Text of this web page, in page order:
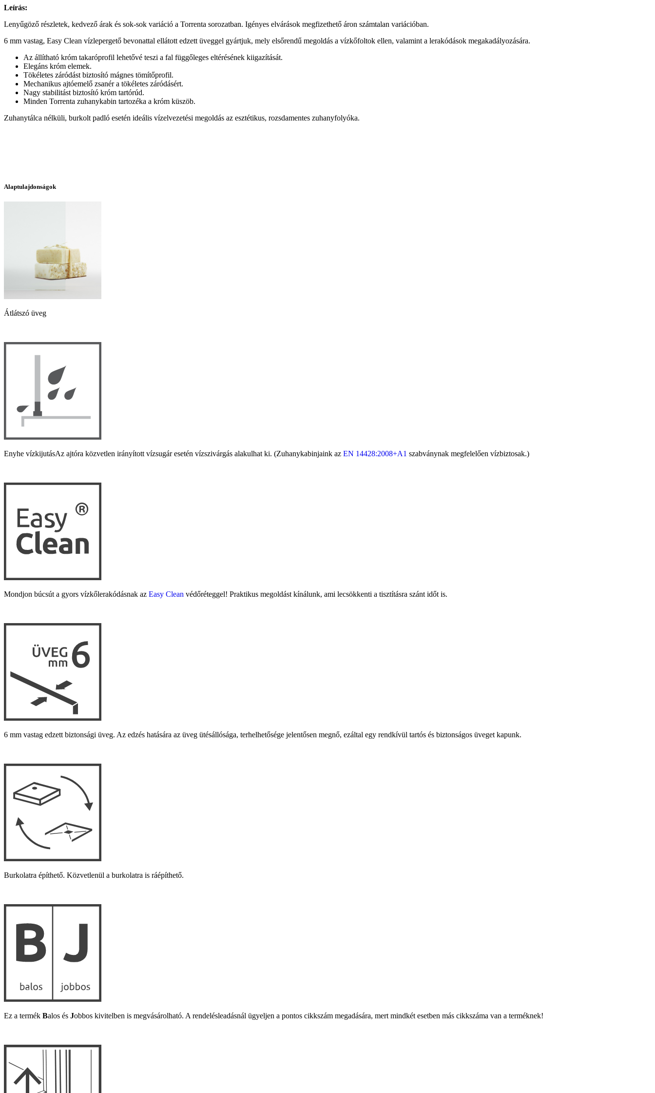
Leírás:
Lenyűgöző részletek, kedvező árak és sok-sok variáció a Torrenta sorozatban. Igényes elvárások megfizethető áron számtalan variációban.
6 mm vastag, Easy Clean vízlepergető bevonattal ellátott edzett üveggel gyártjuk, mely elsőrendű megoldás a vízkőfoltok ellen, valamint a lerakódások megakadályozására.
Az állítható króm takaróprofil lehetővé teszi a fal függőleges eltérésének kiigazítását.
Elegáns króm elemek.
Tökéletes záródást biztosító mágnes tömítőprofil.
Mechanikus ajtóemelő zsanér a tökéletes záródásért.
Nagy stabilitást biztosító króm tartórúd.
Minden Torrenta zuhanykabin tartozéka a króm küszöb.
Zuhanytálca nélküli, burkolt padló esetén ideális vízelvezetési megoldás az esztétikus, rozsdamentes zuhanyfolyóka.
Alaptulajdonságok
Átlátszó üveg
Enyhe vízkijutásAz ajtóra közvetlen irányított vízsugár esetén vízszivárgás alakulhat ki. (Zuhanykabinjaink az EN 14428:2008+A1 szabványnak megfelelően vízbiztosak.)
Mondjon búcsút a gyors vízkőlerakódásnak az Easy Clean védőréteggel! Praktikus megoldást kínálunk, ami lecsökkenti a tisztításra szánt időt is.
6 mm vastag edzett biztonsági üveg. Az edzés hatására az üveg ütésállósága, terhelhetősége jelentősen megnő, ezáltal egy rendkívül tartós és biztonságos üveget kapunk.
Burkolatra építhető. Közvetlenül a burkolatra is ráépíthető.
Ez a termék Balos és Jobbos kivitelben is megvásárolható. A rendelésleadásnál ügyeljen a pontos cikkszám megadására, mert mindkét esetben más cikkszáma van a terméknek!